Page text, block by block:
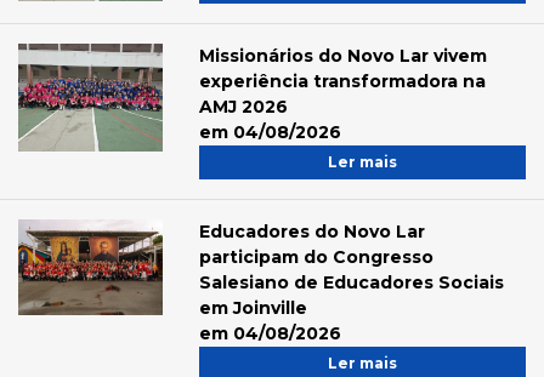
Missionários do Novo Lar vivem
experiência transformadora na
AMJ 2026
em 04/08/2026
Ler mais
Educadores do Novo Lar
participam do Congresso
Salesiano de Educadores Sociais
em Joinville
em 04/08/2026
Ler mais